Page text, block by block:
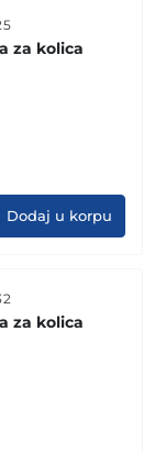
za kolica
Dodaj u korpu
za kolica